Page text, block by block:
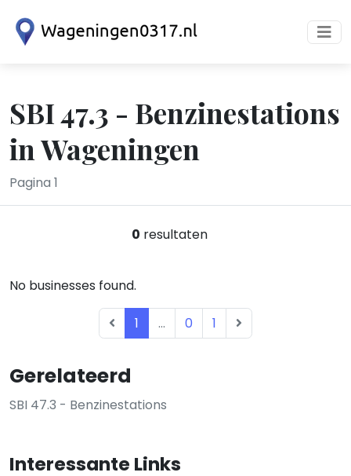
SBI 47.3 - Benzinestations
in Wageningen
Pagina 1
Gerelateerd
SBI 47.3 - Benzinestations
Interessante Links
0 resultaten
No businesses found.
1 ... 0 1